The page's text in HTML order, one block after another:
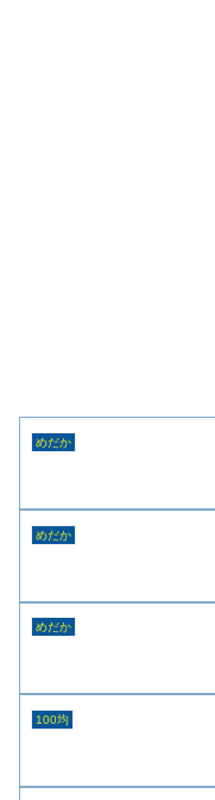
めだか
めだか
めだか
100均